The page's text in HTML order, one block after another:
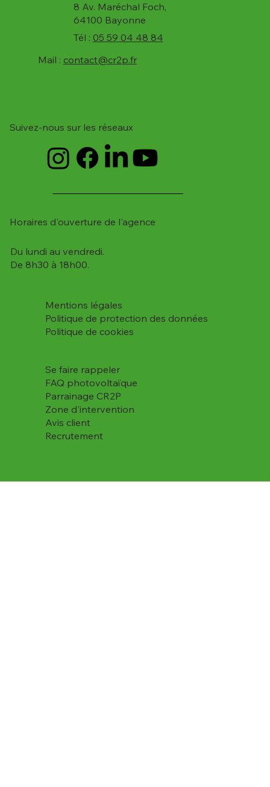
8 Av. Maréchal Foch,
64100 Bayonne
Tél : 05 59 04 48 84
Mail : contact@cr2p.fr
Suivez-nous sur les réseaux
Horaires d'ouverture de l'agence
Du lundi au vendredi.
De 8h30 à 18h00.
Se faire rappeler
FAQ photovoltaïque
Parrainage CR2P
Zone d'intervention
Avis client
Recrutement
Mentions légales
Politique de protection des données
Politique de cookies